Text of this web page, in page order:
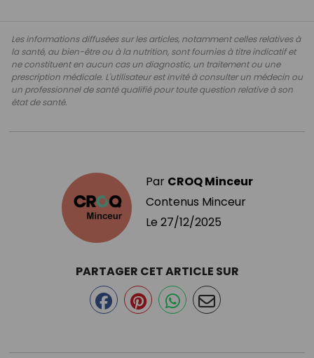
Les informations diffusées sur les articles, notamment celles relatives à
la santé, au bien-être ou à la nutrition, sont fournies à titre indicatif et
ne constituent en aucun cas un diagnostic, un traitement ou une
prescription médicale. L'utilisateur est invité à consulter un médecin ou
un professionnel de santé qualifié pour toute question relative à son
état de santé.
Par CROQ Minceur
Contenus Minceur
Le 27/12/2025
PARTAGER CET ARTICLE SUR